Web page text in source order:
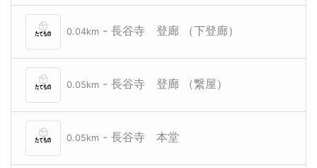
0.04km - 長谷寺 登廊 （下登廊）
0.05km - 長谷寺 登廊 （繋屋）
0.05km - 長谷寺 本堂